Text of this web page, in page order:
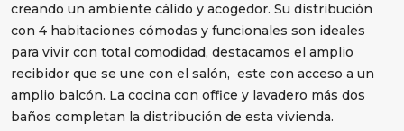
creando un ambiente cálido y acogedor. Su distribución
con 4 habitaciones cómodas y funcionales son ideales
para vivir con total comodidad, destacamos el amplio
recibidor que se une con el salón, este con acceso a un
amplio balcón. La cocina con office y lavadero más dos
baños completan la distribución de esta vivienda.